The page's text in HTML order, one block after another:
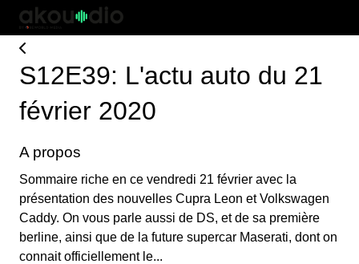
S12E39: L'actu auto du 21
février 2020
A propos
Sommaire riche en ce vendredi 21 février avec la
présentation des nouvelles Cupra Leon et Volkswagen
Caddy. On vous parle aussi de DS, et de sa première
berline, ainsi que de la future supercar Maserati, dont on
connait officiellement le...